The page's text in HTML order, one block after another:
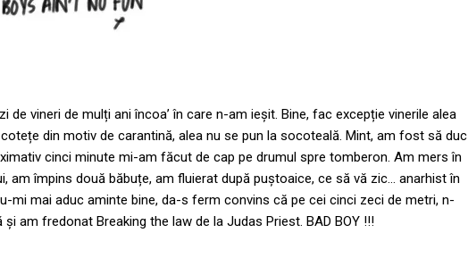
de vineri de mulți ani încoa’ în care n-am ieșit. Bine, fac excepție vinerile alea
din motiv de carantină, alea nu se pun la socoteală. Mint, am fost să duc
cinci minute mi-am făcut de cap pe drumul spre tomberon. Am mers în
am împins două băbuțe, am fluierat după puștoaice, ce să vă zic… anarhist în
mi mai aduc aminte bine, da-s ferm convins că pe cei cinci zeci de metri, n-
am fredonat Breaking the law de la Judas Priest. BAD BOY !!!